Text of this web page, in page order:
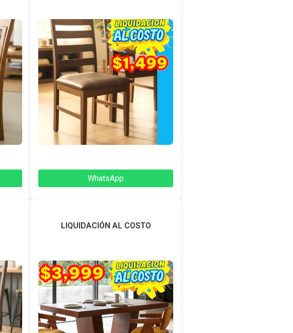
WhatsApp
LIQUIDACIÓN AL COSTO